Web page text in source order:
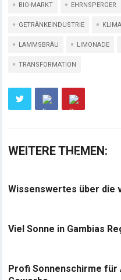
BIO-MARKT EHRNSPERGER
GETRÄNKEINDUSTRIE
LAMMSBRÄU LIMONADE
TRANSFORMATION
WEITERE THEMEN:
Wissenswertes über die
Viel Sonne in Gambias
Profi Sonnenschirme für